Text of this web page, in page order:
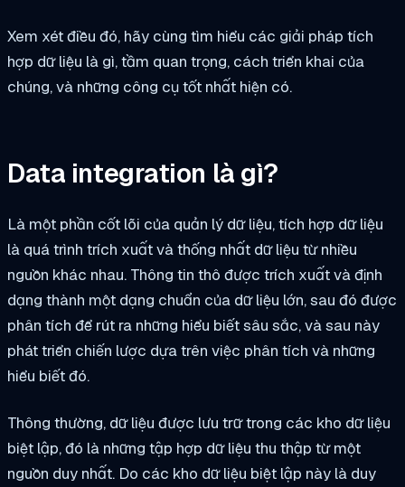
Xem xét điều đó, hãy cùng tìm hiểu các giải pháp tích
hợp dữ liệu là gì, tầm quan trọng, cách triển khai của
chúng, và những công cụ tốt nhất hiện có.
Data integration là gì?
Là một phần cốt lõi của quản lý dữ liệu, tích hợp dữ liệu
là quá trình trích xuất và thống nhất dữ liệu từ nhiều
nguồn khác nhau. Thông tin thô được trích xuất và định
dạng thành một dạng chuẩn của dữ liệu lớn, sau đó được
phân tích để rút ra những hiểu biết sâu sắc, và sau này
phát triển chiến lược dựa trên việc phân tích và những
hiểu biết đó.
Thông thường, dữ liệu được lưu trữ trong các kho dữ liệu
biệt lập, đó là những tập hợp dữ liệu thu thập từ một
nguồn duy nhất. Do các kho dữ liệu biệt lập này là duy